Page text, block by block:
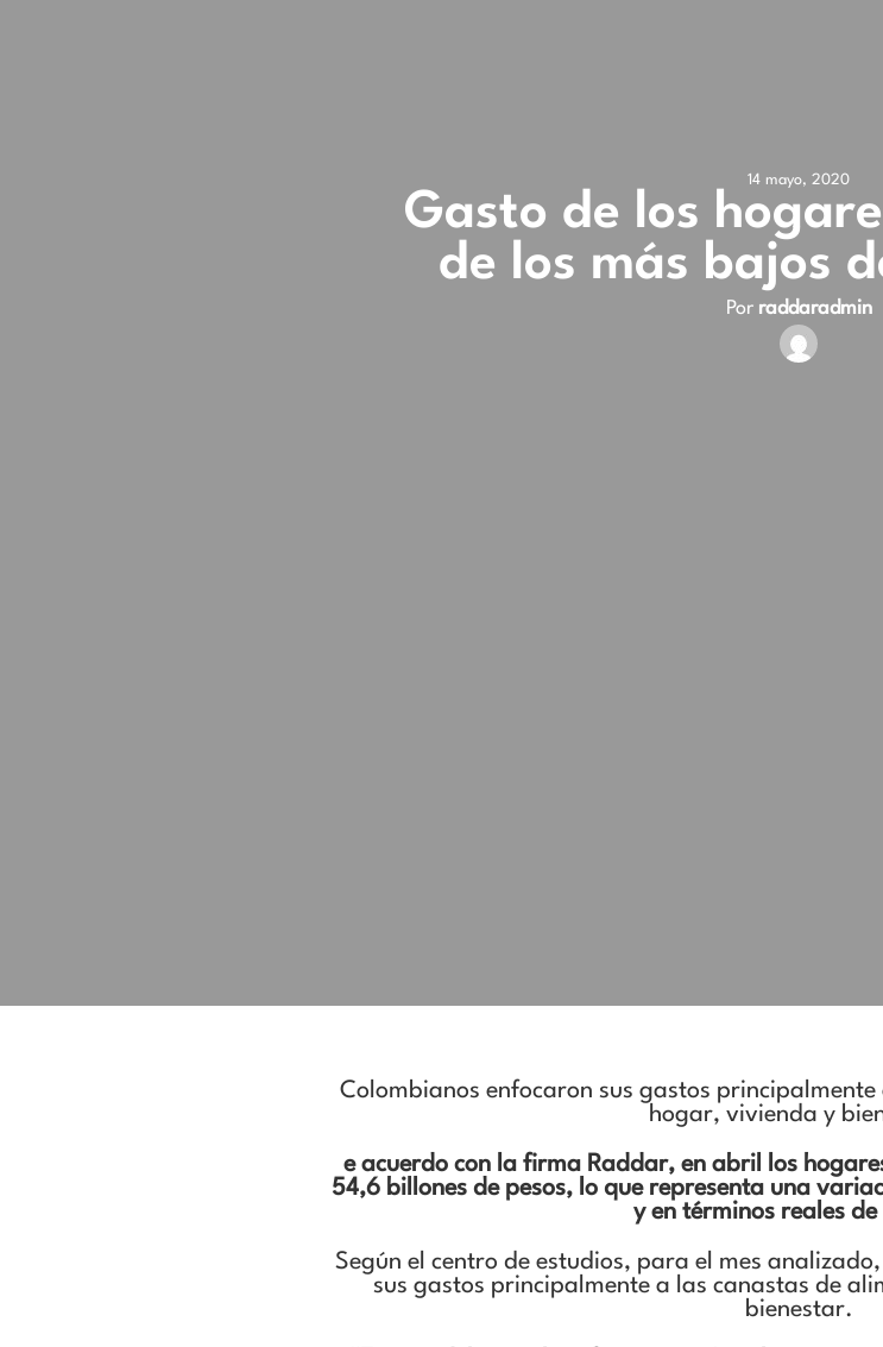
14 mayo, 2020
Gasto de los
de los más bajos
Por raddaradmin
Colombianos enfocaron sus gastos
hogar, vivienda y
e acuerdo con la firma Raddar, en abril los
54,6 billones de pesos, lo que representa una
y en términos reales de
Según el centro de estudios, para el mes
sus gastos principalmente a las canastas de
bienestar.